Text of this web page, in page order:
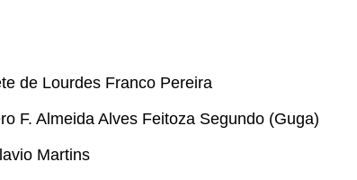
de Lourdes Franco Pereira
F. Almeida Alves Feitoza Segundo (Guga)
Martins